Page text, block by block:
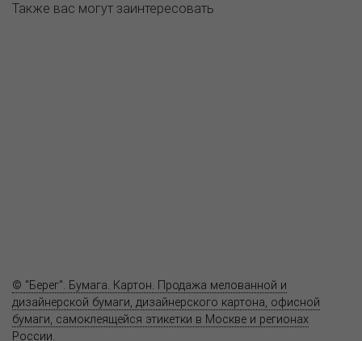
Также вас могут заинтересовать
© "Берег". Бумага. Картон. Продажа мелованной и
дизайнерской бумаги, дизайнерского картона, офисной
бумаги, самоклеящейся этикетки в Москве и регионах
России.